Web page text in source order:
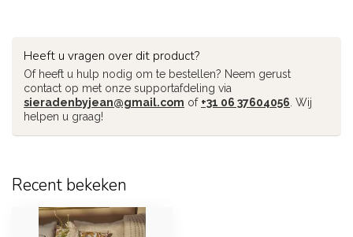
Heeft u vragen over dit product?
Of heeft u hulp nodig om te bestellen? Neem gerust
contact op met onze supportafdeling via
sieradenbyjean@gmail.com of +31 06 37604056 . Wij
helpen u graag!
Recent bekeken